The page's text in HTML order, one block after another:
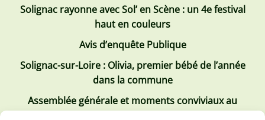
Solignac rayonne avec Sol’ en Scène : un 4e festival
haut en couleurs
Avis d’enquête Publique
Solignac-sur-Loire : Olivia, premier bébé de l’année
dans la commune
Assemblée générale et moments conviviaux au